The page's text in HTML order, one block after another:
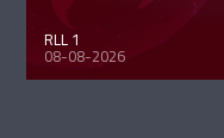
RLL 1
08-08-2026